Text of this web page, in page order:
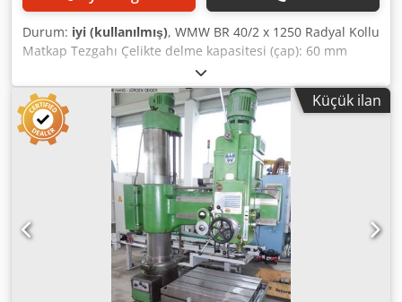
Durum: iyi (kullanılmış), WMW BR 40/2 x 1250 Radyal Kollu
Matkap Tezgahı Çelikte delme kapasitesi (çap): 60 mm
Konsol kol uzunluğu: 1250 mm Maks. iş parçası yüksekliği:
820 mm Devir sayısı: 20-1200 dev/dak Mil bağlantısı: MK 5
Mil kursu: 400 mm İlerleme hızı: 0,063-0,63 m/dak Konsol
kolu dikey hareketi: 950 mm Elektrik bağlantısı: 380 V / 50
Hz Taban plakası bağlama yüzeyi: 1400x800 mm Toplam
güç ihtiyacı: 5 kW Makine ağırlığı yaklaşık: 3 t Dedpex U
Ectjfx Abaswa Alan ihtiyacı yaklaşık: 2,2 x 1,0 x 2,8 m
Küçük ilan